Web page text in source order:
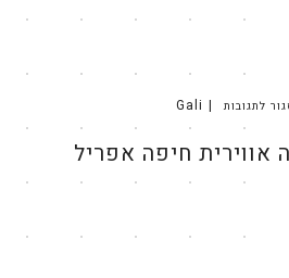
לתגובות
הכשרת
ליוגה
אווירית
Gali
אווירית חיפה אפריל